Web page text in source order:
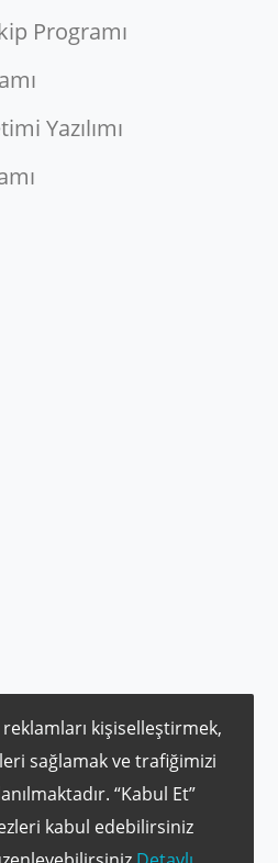
Programı
Yazılımı
kişiselleştirmek,
sağlamak ve trafiğimizi
“Kabul Et”
kabul edebilirsiniz